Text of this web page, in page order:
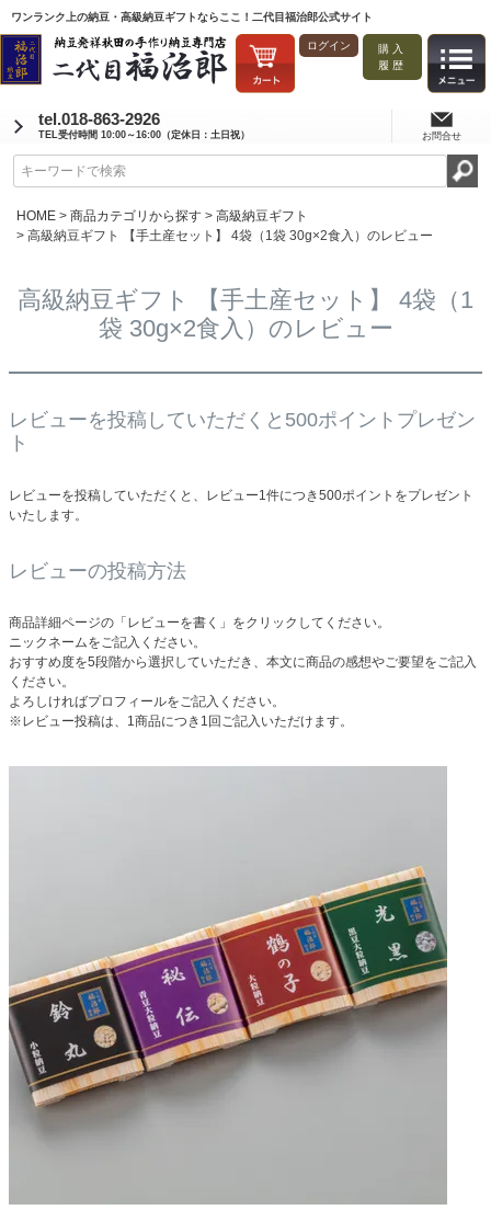
ワンランク上の納豆・高級納豆ギフトならここ！二代目福治郎公式サイト
ログイン
購入
履歴
tel.018-863-2926
TEL受付時間 10:00～16:00（定休日：土日祝） お問合せ
HOME 商品カテゴリから探す
高級納豆ギフト
高級納豆ギフト 【手土産セット】 4袋（1袋 30g×2食入）のレビュー
高級納豆ギフト 【手土産セット】 4袋（1
袋 30g×2食入）のレビュー
レビューを投稿していただくと500ポイントプレゼン
ト
レビューを投稿していただくと、レビュー1件につき500ポイントをプレゼント
いたします。
レビューの投稿方法
商品詳細ページの「レビューを書く」をクリックしてください。
ニックネームをご記入ください。
おすすめ度を5段階から選択していただき、本文に商品の感想やご要望をご記入
ください。
よろしければプロフィールをご記入ください。
※レビュー投稿は、1商品につき1回ご記入いただけます。